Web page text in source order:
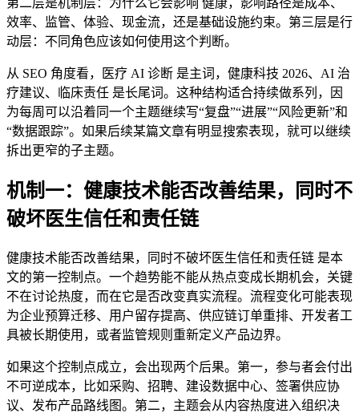
第二层是机制层：为什么它会影响 健康，影响路径是成本、
效率、监管、体验、现金流，还是基础设施约束。第三层是行
动层：不同角色应该如何使用这个判断。
从 SEO 角度看，医疗 AI 诊断 是主词，健康科技 2026、AI 治
疗建议、临床责任 是长尾词。这种结构适合持续做系列，因
为每周可以沿着同一个主题继续写“复盘”“进展”“风险更新”和
“数据跟踪”。如果后续某篇文章有明显搜索表现，就可以继续
拆出更窄的子主题。
机制一：健康技术能否改善结果，同时不
破坏医生信任和责任链
健康技术能否改善结果，同时不破坏医生信任和责任链 是本
文的第一控制点。一个趋势能不能从热点变成长期机会，关键
不在讨论热度，而在它是否改变真实流程。流程变化可能表现
为企业预算迁移、用户留存提高、供应链订单重排、开发者工
具被长期使用，或者监管规则重新定义产品边界。
如果这个控制点成立，会出现两个后果。第一，参与者会付出
不可逆成本，比如采购、招聘、建设数据中心、签署供应协
议、发布产品路线图。第二，主题会从内容热度进入组织决